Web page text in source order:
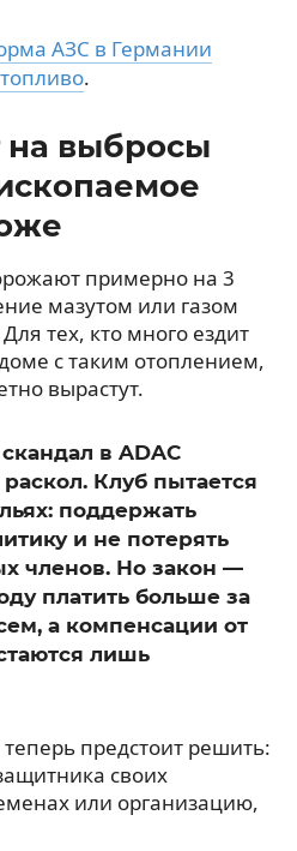
АЗС в Германии
.
на выбросы
примерно на 3
мазутом или газом
тех, кто много ездит
с таким отоплением,
вырастут.
в ADAC
Клуб пытается
поддержать
и не потерять
членов. Но закон —
платить больше за
а компенсации от
лишь
предстоит решить:
своих
или организацию,